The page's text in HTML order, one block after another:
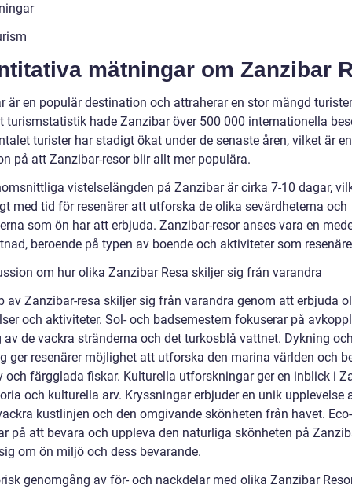
mätningar om Zanzibar
är en populär destination och attraherar en stor mängd
turismstatistik hade Zanzibar över 500 000 internationella
turister har stadigt ökat under de senaste åren, vilket är en
på att Zanzibar-resor blir allt mer populära.
vistelselängden på Zanzibar är cirka 7-10 dagar,
med tid för resenärer att utforska de olika sevärdheterna och
som ön har att erbjuda. Zanzibar-resor anses vara en
beroende på typen av boende och aktiviteter som
om hur olika Zanzibar Resa skiljer sig från varandra
av Zanzibar-resa skiljer sig från varandra genom att erbjuda
och aktiviteter. Sol- och badsemestern fokuserar på
de vackra stränderna och det turkosblå vattnet. Dykning
ger resenärer möjlighet att utforska den marina världen och
och färgglada fiskar. Kulturella utforskningar ger en inblick i
och kulturella arv. Kryssningar erbjuder en unik upplevelse
kustlinjen och den omgivande skönheten från havet.
på att bevara och uppleva den naturliga skönheten på
om ön miljö och dess bevarande.
genomgång av för- och nackdelar med olika Zanzibar